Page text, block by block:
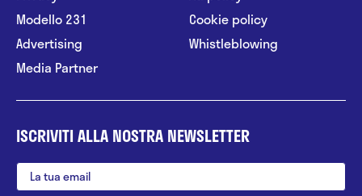
Modello 231
Advertising
Media Partner
Cookie policy
Whistleblowing
ISCRIVITI ALLA NOSTRA NEWSLETTER